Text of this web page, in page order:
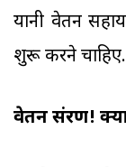
यानी वेतन
शुरू करने चाहिए.
वेतन संरक्षण!